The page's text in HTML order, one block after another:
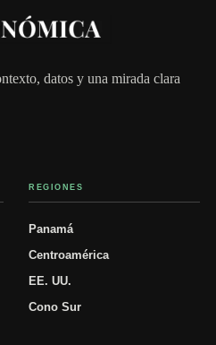
datos y una mirada clara
REGIONES
Panamá
Centroamérica
EE. UU.
Cono Sur